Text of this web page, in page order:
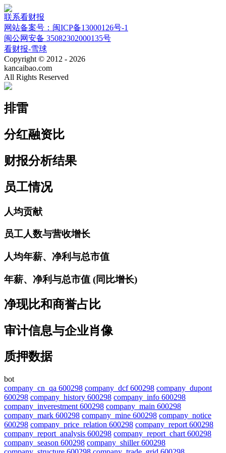
联系看财报
网站备案号：闽ICP备13000126号-1
闽公网安备 35082302000135号
看财报-雪球
Copyright © 2012 - 2026
kancaibao.com
All Rights Reserved
排雷
分红融资比
财报分析结果
员工情况
人均贡献
员工人数与营收增长
人均年薪、净利与总市值
年薪、净利与总市值 (同比增长)
净现比和商誉占比
审计信息与企业肖像
质押数据
bot
company_cn_qa 600298 company_dcf 600298 company_dupont
600298 company_history 600298 company_info 600298
company_inverestment 600298 company_main 600298
company_mark 600298 company_mine 600298 company_notice
600298 company_price_relation 600298 company_report 600298
company_report_analysis 600298 company_report_chart 600298
company_season 600298 company_shiller 600298